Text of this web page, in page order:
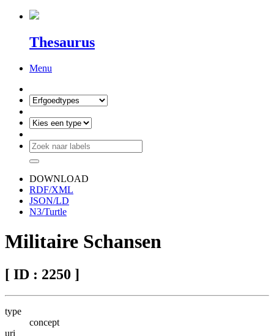
Thesaurus
Menu
DOWNLOAD
RDF/XML
JSON/LD
N3/Turtle
Militaire Schansen
[ ID : 2250 ]
type
concept
uri